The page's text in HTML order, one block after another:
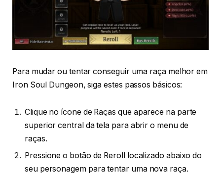
Para mudar ou tentar conseguir uma raça melhor em
Iron Soul Dungeon, siga estes passos básicos:
Clique no ícone de Raças que aparece na parte
superior central da tela para abrir o menu de
raças.
Pressione o botão de Reroll localizado abaixo do
seu personagem para tentar uma nova raça.